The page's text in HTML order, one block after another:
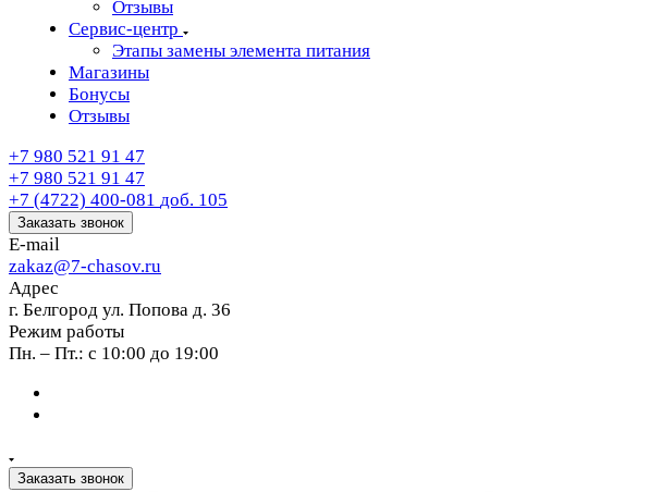
Отзывы
Сервис-центр
Этапы замены элемента питания
Магазины
Бонусы
Отзывы
+7 980 521 91 47
+7 980 521 91 47
+7 (4722) 400-081 доб. 105
Заказать звонок
E-mail
zakaz@7-chasov.ru
Адрес
г. Белгород ул. Попова д. 36
Режим работы
Пн. – Пт.: с 10:00 до 19:00
Заказать звонок